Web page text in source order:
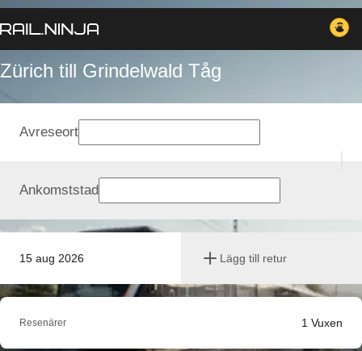
Zürich till Grindelwald Tåg
15 aug 2026 Lägg till retur
Avreseort
Ankomststad
Resenärer 1 Vuxen